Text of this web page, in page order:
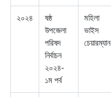
২০২৪
ষষ্ঠ
উপজেলা
পরিষদ
নির্বাচন
২০২৪-
১ম পর্ব
মহিলা
ভাইস
চেয়ারম্যান